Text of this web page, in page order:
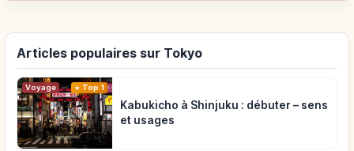
Articles populaires sur Tokyo
Voyage Top 1
Kabukicho à Shinjuku : débuter – sens
et usages